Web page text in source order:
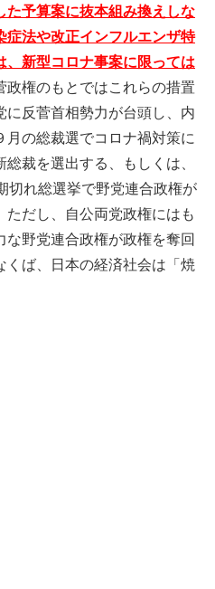
予算案に抜本組み換えしな
法や改正インフルエンザ特
新型コロナ事案に限っては
政権のもとではこれらの措置
反菅首相勢力が台頭し、内
の総裁選でコロナ禍対策に
裁を選出する、もしくは、
切れ総選挙で野党連合政権が
だし、自公両党政権にはも
野党連合政権が政権を奪回
くば、日本の経済社会は「焼